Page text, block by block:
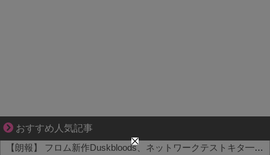
おすすめ人気記事
それは純愛か、それともストーカー疑惑か
【朗報】 フロム新作Duskbloods、ネットワークテストキタ━━━━(゜∀゜)━━━━!!